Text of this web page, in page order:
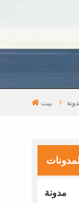
بيت
مدونة